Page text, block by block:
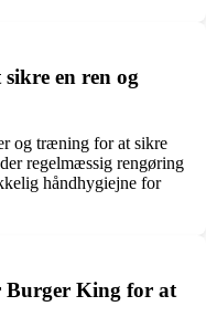
en ren og
og træning for at sikre
regelmæssig rengøring
håndhygiejne for
Burger King for at